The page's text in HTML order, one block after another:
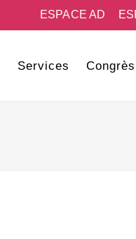
ESPACE AD
Services Congrès